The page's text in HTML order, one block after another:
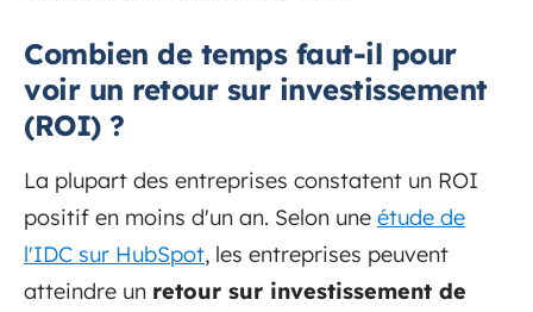
Combien de temps faut-il pour
voir un retour sur investissement
(ROI) ?
La plupart des entreprises constatent un ROI
positif en moins d'un an. Selon une étude de
l'IDC sur HubSpot, les entreprises peuvent
atteindre un retour sur investissement de